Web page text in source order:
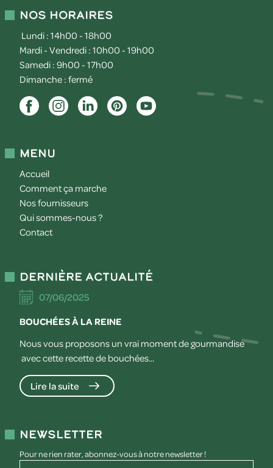
Nos horaires
Lundi : 14h00 - 18h00
Mardi - Vendredi : 10h00 - 19h00
Samedi : 9h00 - 17h00
Dimanche : fermé
Menu
Accueil
Comment ça marche
Nos fournisseurs
Qui sommes-nous ?
Contact
Dernière actualité
07/06/2025
BOUCHÉES À LA REINE
Nous vous proposons un vrai moment de gourmandise
avec cette recette de bouchées...
Lire la suite
Newsletter
Pour ne rien rater, abonnez-vous à notre newsletter !